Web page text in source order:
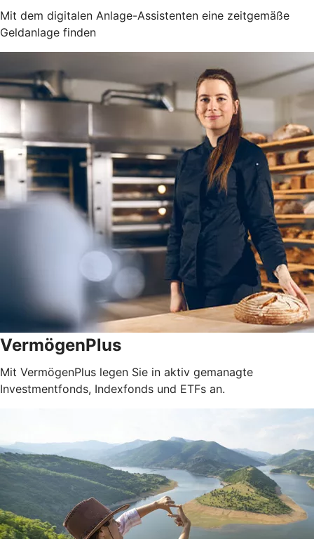
Mit dem digitalen Anlage-Assistenten eine zeitgemäße
Geldanlage finden
VermögenPlus
Mit VermögenPlus legen Sie in aktiv gemanagte
Investmentfonds, Indexfonds und ETFs an.